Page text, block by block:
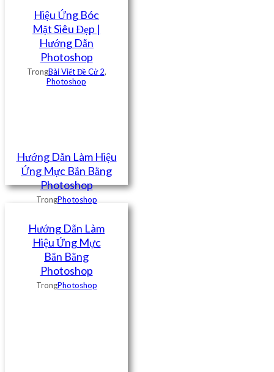
Hiệu Ứng Bóc
Mặt Siêu Đẹp |
Hướng Dẫn
Photoshop
TrongBài Viết Đề Cử 2,
Photoshop
Hướng Dẫn Làm Hiệu
Ứng Mực Bắn Bằng
Photoshop
TrongPhotoshop
Hướng Dẫn Làm
Hiệu Ứng Mực
Bắn Bằng
Photoshop
TrongPhotoshop